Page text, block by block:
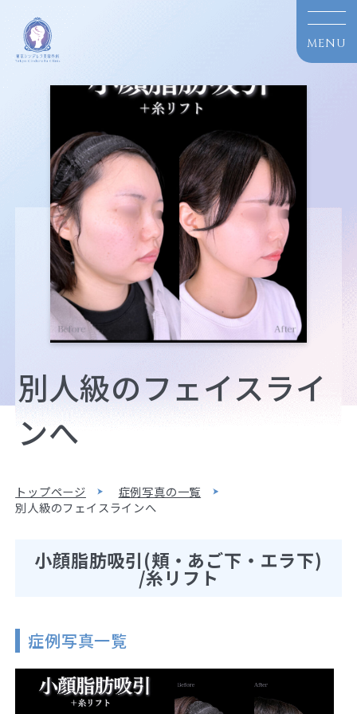
別人級のフェイスライ
ンへ
トップページ
症例写真の一覧
別人級のフェイスラインへ
小顔脂肪吸引(頬・あご下・エラ下)
/糸リフト
症例写真一覧